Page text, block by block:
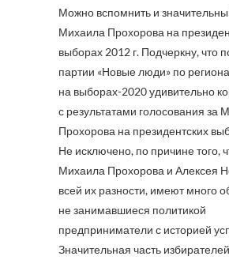
Можно вспомнить и
Михаила Прохорова на
выборах 2012 г. Подчеркну, что
партии «Новые люди» по
на выборах-2020 удивительно
с результатами голосования за
Прохорова на президентских
Не исключено, по причине того,
Михаила Прохорова и Алексея
всей их разности, имеют много
не занимавшиеся политикой
предприниматели с историей
Значительная часть